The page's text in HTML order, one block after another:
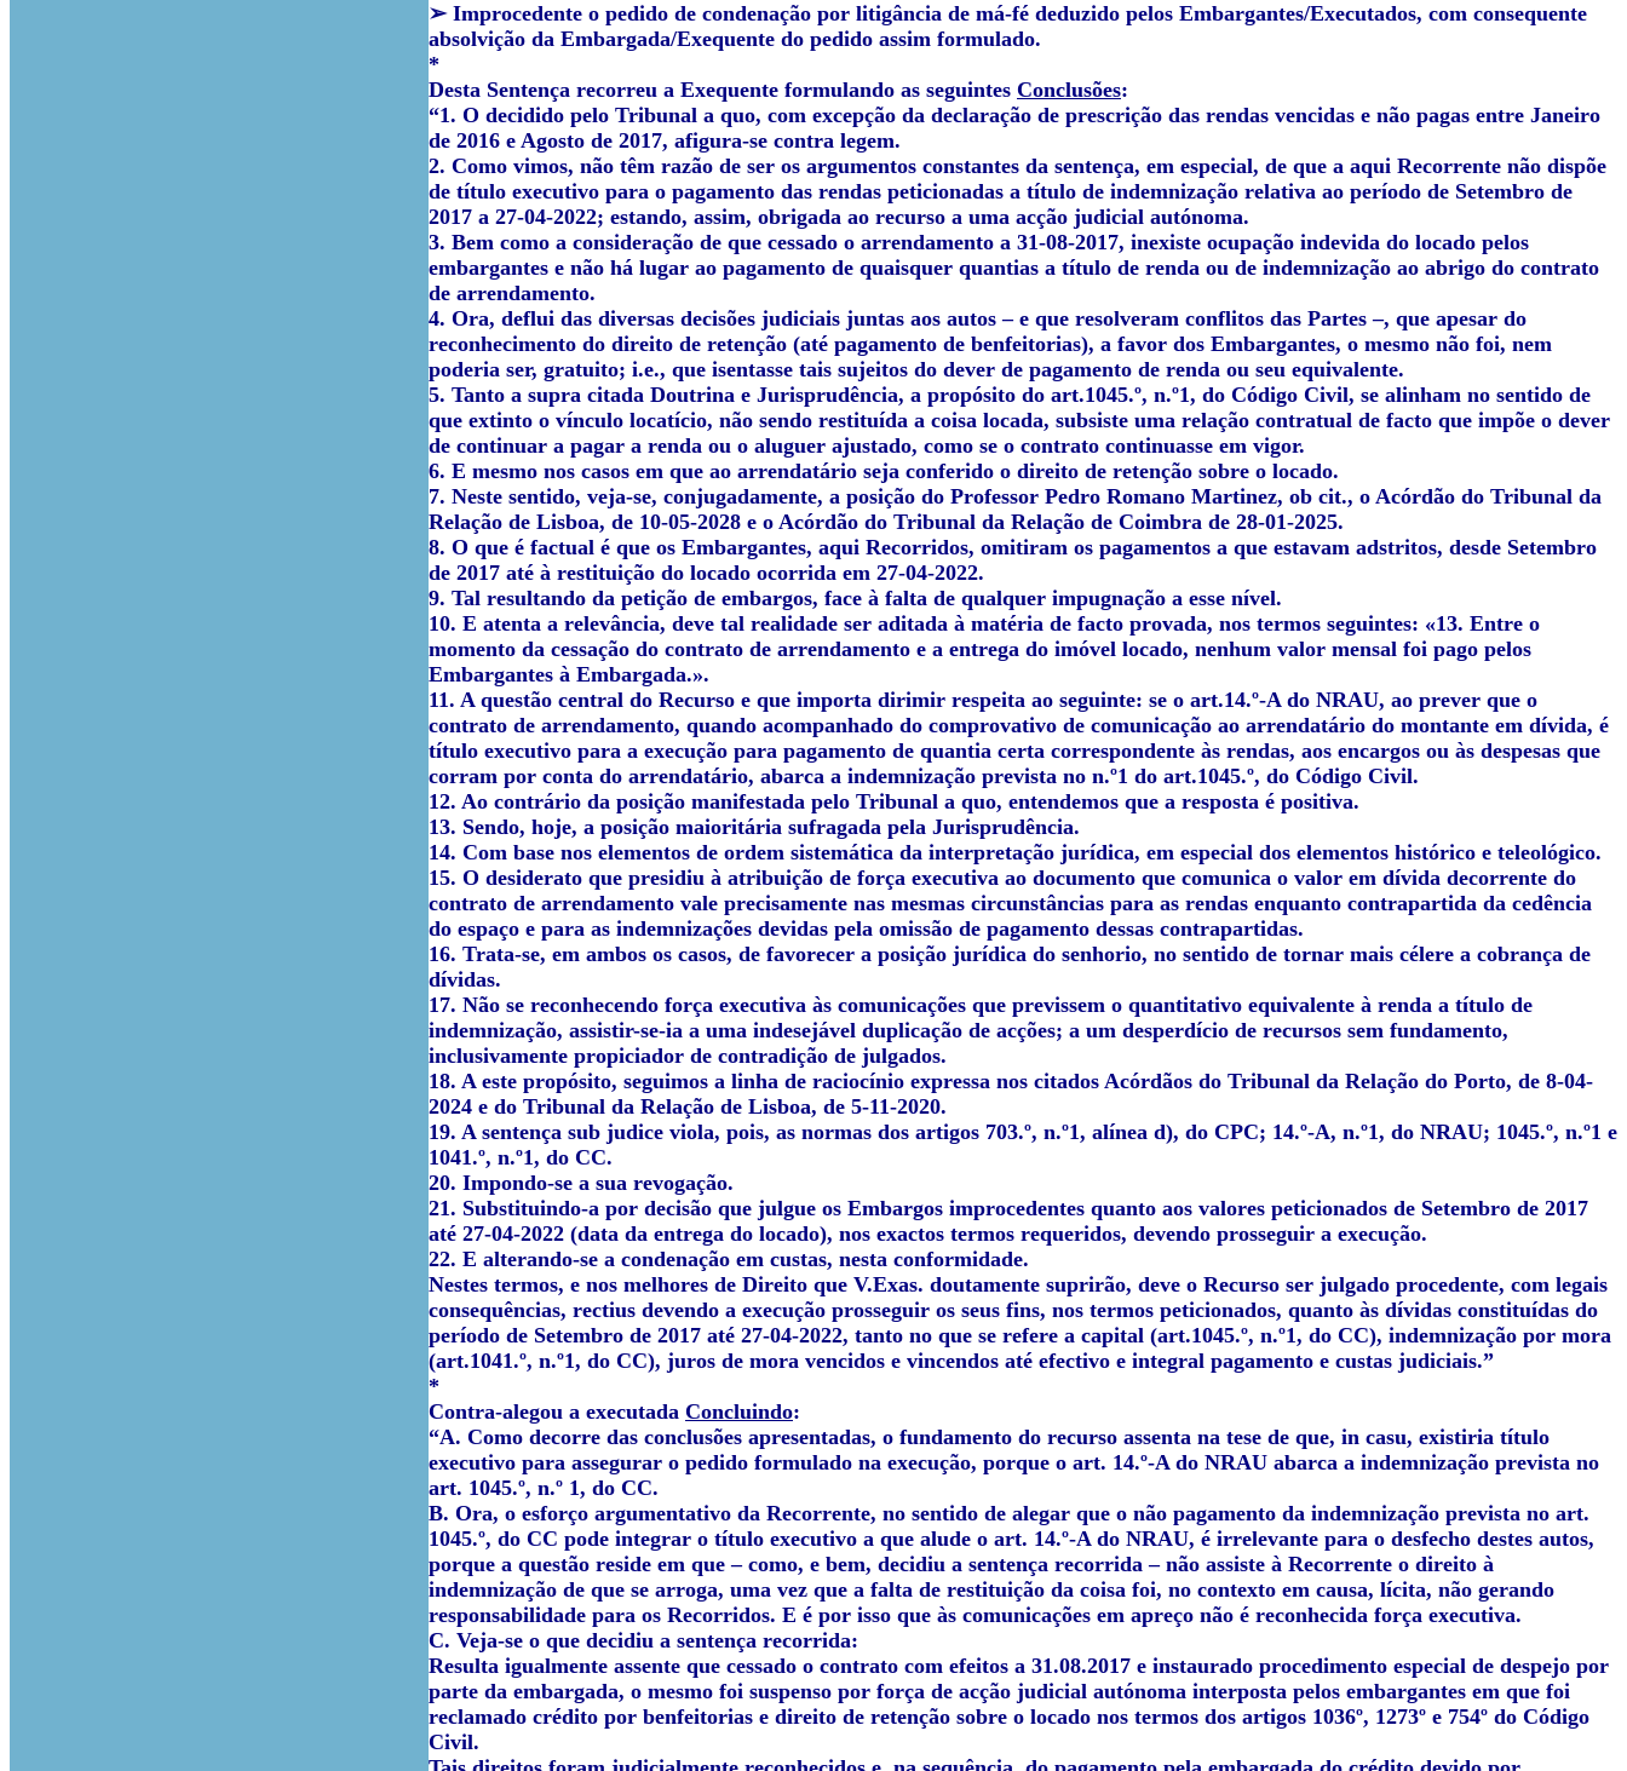
➢ Improcedente o pedido de condenação por litigância de má-fé deduzido pelos Embargantes/Executados, com consequente
absolvição da Embargada/Exequente do pedido assim formulado.
*
Desta Sentença recorreu a Exequente formulando as seguintes Conclusões:
“1. O decidido pelo Tribunal a quo, com excepção da declaração de prescrição das rendas vencidas e não pagas entre Janeiro
de 2016 e Agosto de 2017, afigura-se contra legem.
2. Como vimos, não têm razão de ser os argumentos constantes da sentença, em especial, de que a aqui Recorrente não dispõe
de título executivo para o pagamento das rendas peticionadas a título de indemnização relativa ao período de Setembro de
2017 a 27-04-2022; estando, assim, obrigada ao recurso a uma acção judicial autónoma.
3. Bem como a consideração de que cessado o arrendamento a 31-08-2017, inexiste ocupação indevida do locado pelos
embargantes e não há lugar ao pagamento de quaisquer quantias a título de renda ou de indemnização ao abrigo do contrato
de arrendamento.
4. Ora, deflui das diversas decisões judiciais juntas aos autos – e que resolveram conflitos das Partes –, que apesar do
reconhecimento do direito de retenção (até pagamento de benfeitorias), a favor dos Embargantes, o mesmo não foi, nem
poderia ser, gratuito; i.e., que isentasse tais sujeitos do dever de pagamento de renda ou seu equivalente.
5. Tanto a supra citada Doutrina e Jurisprudência, a propósito do art.1045.º, n.º1, do Código Civil, se alinham no sentido de
que extinto o vínculo locatício, não sendo restituída a coisa locada, subsiste uma relação contratual de facto que impõe o dever
de continuar a pagar a renda ou o aluguer ajustado, como se o contrato continuasse em vigor.
6. E mesmo nos casos em que ao arrendatário seja conferido o direito de retenção sobre o locado.
7. Neste sentido, veja-se, conjugadamente, a posição do Professor Pedro Romano Martinez, ob cit., o Acórdão do Tribunal da
Relação de Lisboa, de 10-05-2028 e o Acórdão do Tribunal da Relação de Coimbra de 28-01-2025.
8. O que é factual é que os Embargantes, aqui Recorridos, omitiram os pagamentos a que estavam adstritos, desde Setembro
de 2017 até à restituição do locado ocorrida em 27-04-2022.
9. Tal resultando da petição de embargos, face à falta de qualquer impugnação a esse nível.
10. E atenta a relevância, deve tal realidade ser aditada à matéria de facto provada, nos termos seguintes: «13. Entre o
momento da cessação do contrato de arrendamento e a entrega do imóvel locado, nenhum valor mensal foi pago pelos
Embargantes à Embargada.».
11. A questão central do Recurso e que importa dirimir respeita ao seguinte: se o art.14.º-A do NRAU, ao prever que o
contrato de arrendamento, quando acompanhado do comprovativo de comunicação ao arrendatário do montante em dívida, é
título executivo para a execução para pagamento de quantia certa correspondente às rendas, aos encargos ou às despesas que
corram por conta do arrendatário, abarca a indemnização prevista no n.º1 do art.1045.º, do Código Civil.
12. Ao contrário da posição manifestada pelo Tribunal a quo, entendemos que a resposta é positiva.
13. Sendo, hoje, a posição maioritária sufragada pela Jurisprudência.
14. Com base nos elementos de ordem sistemática da interpretação jurídica, em especial dos elementos histórico e teleológico.
15. O desiderato que presidiu à atribuição de força executiva ao documento que comunica o valor em dívida decorrente do
contrato de arrendamento vale precisamente nas mesmas circunstâncias para as rendas enquanto contrapartida da cedência
do espaço e para as indemnizações devidas pela omissão de pagamento dessas contrapartidas.
16. Trata-se, em ambos os casos, de favorecer a posição jurídica do senhorio, no sentido de tornar mais célere a cobrança de
dívidas.
17. Não se reconhecendo força executiva às comunicações que previssem o quantitativo equivalente à renda a título de
indemnização, assistir-se-ia a uma indesejável duplicação de acções; a um desperdício de recursos sem fundamento,
inclusivamente propiciador de contradição de julgados.
18. A este propósito, seguimos a linha de raciocínio expressa nos citados Acórdãos do Tribunal da Relação do Porto, de 8-04-
2024 e do Tribunal da Relação de Lisboa, de 5-11-2020.
19. A sentença sub judice viola, pois, as normas dos artigos 703.º, n.º1, alínea d), do CPC; 14.º-A, n.º1, do NRAU; 1045.º, n.º1 e
1041.º, n.º1, do CC.
20. Impondo-se a sua revogação.
21. Substituindo-a por decisão que julgue os Embargos improcedentes quanto aos valores peticionados de Setembro de 2017
até 27-04-2022 (data da entrega do locado), nos exactos termos requeridos, devendo prosseguir a execução.
22. E alterando-se a condenação em custas, nesta conformidade.
Nestes termos, e nos melhores de Direito que V.Exas. doutamente suprirão, deve o Recurso ser julgado procedente, com legais
consequências, rectius devendo a execução prosseguir os seus fins, nos termos peticionados, quanto às dívidas constituídas do
período de Setembro de 2017 até 27-04-2022, tanto no que se refere a capital (art.1045.º, n.º1, do CC), indemnização por mora
(art.1041.º, n.º1, do CC), juros de mora vencidos e vincendos até efectivo e integral pagamento e custas judiciais.”
*
Contra-alegou a executada Concluindo:
“A. Como decorre das conclusões apresentadas, o fundamento do recurso assenta na tese de que, in casu, existiria título
executivo para assegurar o pedido formulado na execução, porque o art. 14.º-A do NRAU abarca a indemnização prevista no
art. 1045.º, n.º 1, do CC.
B. Ora, o esforço argumentativo da Recorrente, no sentido de alegar que o não pagamento da indemnização prevista no art.
1045.º, do CC pode integrar o título executivo a que alude o art. 14.º-A do NRAU, é irrelevante para o desfecho destes autos,
porque a questão reside em que – como, e bem, decidiu a sentença recorrida – não assiste à Recorrente o direito à
indemnização de que se arroga, uma vez que a falta de restituição da coisa foi, no contexto em causa, lícita, não gerando
responsabilidade para os Recorridos. E é por isso que às comunicações em apreço não é reconhecida força executiva.
C. Veja-se o que decidiu a sentença recorrida:
Resulta igualmente assente que cessado o contrato com efeitos a 31.08.2017 e instaurado procedimento especial de despejo por
parte da embargada, o mesmo foi suspenso por força de acção judicial autónoma interposta pelos embargantes em que foi
reclamado crédito por benfeitorias e direito de retenção sobre o locado nos termos dos artigos 1036º, 1273º e 754º do Código
Civil.